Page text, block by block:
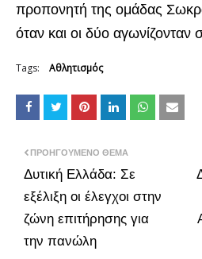
προπονητή της ομάδας
όταν και οι δύο αγωνίζονταν
Tags: Αθλητισμός
ΠΡΟΗΓΟΎΜΕΝΟ ΘΈΜΑ
Δυτική Ελλάδα: Σε
εξέλιξη οι έλεγχοι στην
ζώνη επιτήρησης για
την πανώλη